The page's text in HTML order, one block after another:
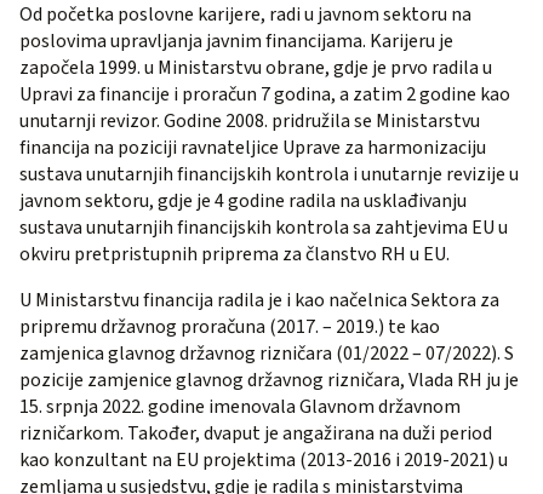
Od početka poslovne karijere, radi u javnom sektoru na
poslovima upravljanja javnim financijama. Karijeru je
započela 1999. u Ministarstvu obrane, gdje je prvo radila u
Upravi za financije i proračun 7 godina, a zatim 2 godine kao
unutarnji revizor. Godine 2008. pridružila se Ministarstvu
financija na poziciji ravnateljice Uprave za harmonizaciju
sustava unutarnjih financijskih kontrola i unutarnje revizije u
javnom sektoru, gdje je 4 godine radila na usklađivanju
sustava unutarnjih financijskih kontrola sa zahtjevima EU u
okviru pretpristupnih priprema za članstvo RH u EU.
U Ministarstvu financija radila je i kao načelnica Sektora za
pripremu državnog proračuna (2017. – 2019.) te kao
zamjenica glavnog državnog rizničara (01/2022 – 07/2022). S
pozicije zamjenice glavnog državnog rizničara, Vlada RH ju je
15. srpnja 2022. godine imenovala Glavnom državnom
rizničarkom. Također, dvaput je angažirana na duži period
kao konzultant na EU projektima (2013-2016 i 2019-2021) u
zemljama u susjedstvu, gdje je radila s ministarstvima